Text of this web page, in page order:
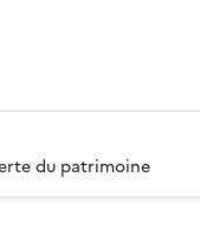
du patrimoine